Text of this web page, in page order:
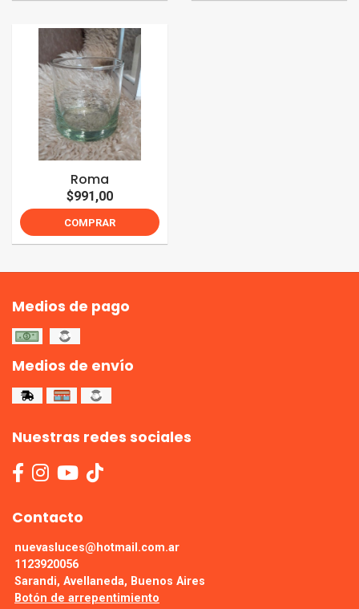
Roma
$991,00
COMPRAR
Medios de pago
Medios de envío
Nuestras redes sociales
Contacto
nuevasluces@hotmail.com.ar
1123920056
Sarandi, Avellaneda, Buenos Aires
Botón de arrepentimiento